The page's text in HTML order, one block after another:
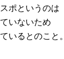
ポというのは
いないため
いるとのこと。